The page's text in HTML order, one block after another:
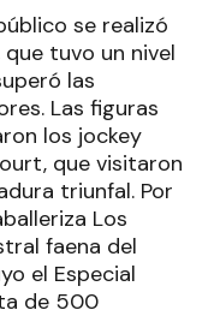
se realizó
tuvo un nivel
las
Las figuras
los jockey
que visitaron
triunfal. Por
Los
faena del
el Especial
de 500